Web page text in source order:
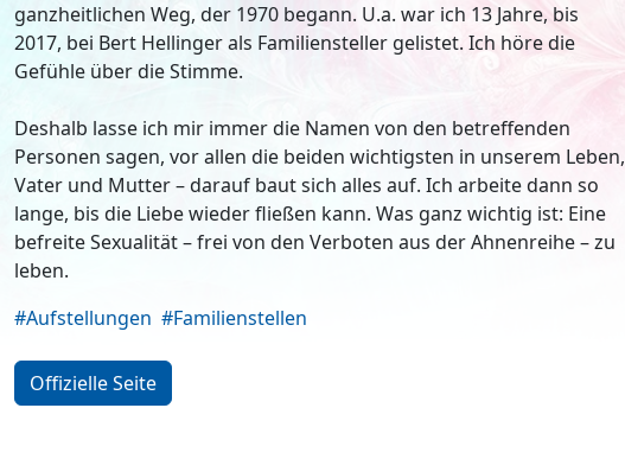
ganzheitlichen Weg, der 1970 begann. U.a. war ich 13 Jahre, bis
2017, bei Bert Hellinger als Familiensteller gelistet. Ich höre die
Gefühle über die Stimme.
Deshalb lasse ich mir immer die Namen von den betreffenden
Personen sagen, vor allen die beiden wichtigsten in unserem Leben,
Vater und Mutter – darauf baut sich alles auf. Ich arbeite dann so
lange, bis die Liebe wieder fließen kann. Was ganz wichtig ist: Eine
befreite Sexualität – frei von den Verboten aus der Ahnenreihe – zu
leben.
#Aufstellungen #Familienstellen
Offizielle Seite